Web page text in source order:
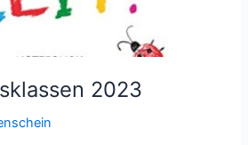
2023